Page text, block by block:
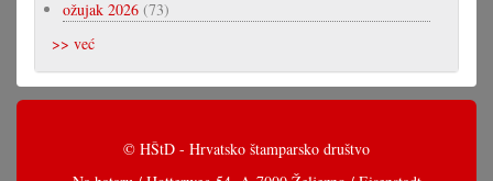
ožujak 2026 (73)
>> već
© HŠtD - Hrvatsko štamparsko društvo